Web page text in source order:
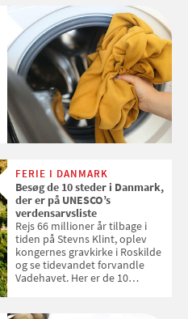
favoritter. Det fejrer Samvirke
med en quiz om alt det danske
frugt, vi elsker. Konkurrencen
slutter fredag d. 18. september
2026
FERIE I DANMARK
Besøg de 10 steder i Danmark,
der er på UNESCO’s
verdensarvsliste
Rejs 66 millioner år tilbage i
tiden på Stevns Klint, oplev
kongernes gravkirke i Roskilde
og se tidevandet forvandle
Vadehavet. Her er de 10